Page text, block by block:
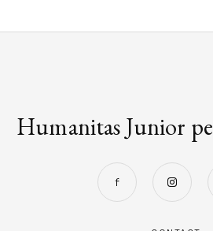
Humanitas Junior